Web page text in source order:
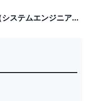
ステムエンジニア）
容の観点から解説